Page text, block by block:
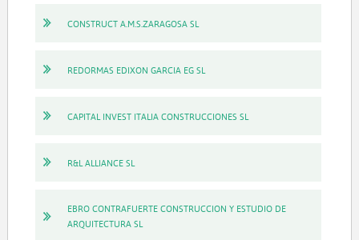
CONSTRUCT A.M.S.ZARAGOSA SL
REDORMAS EDIXON GARCIA EG SL
CAPITAL INVEST ITALIA CONSTRUCCIONES SL
R&L ALLIANCE SL
EBRO CONTRAFUERTE CONSTRUCCION Y ESTUDIO DE
ARQUITECTURA SL